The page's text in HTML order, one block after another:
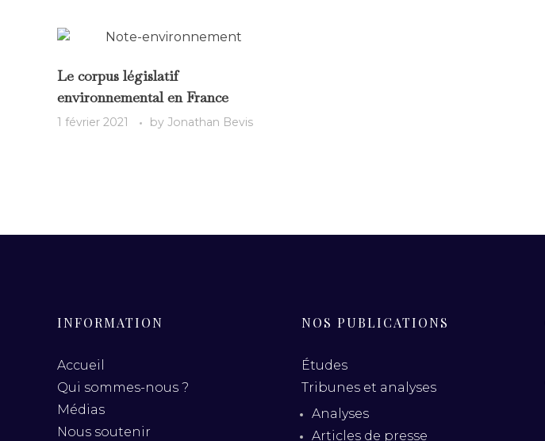
Le corpus législatif
environnemental en France
1 février 2021 by Jonathan Bevis
INFORMATION
Accueil
Qui sommes-nous ?
Médias
Nous soutenir
NOS PUBLICATIONS
Études
Tribunes et analyses
Analyses
Articles de presse